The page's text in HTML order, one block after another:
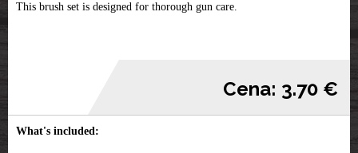
This brush set is designed for thorough gun care.
Cena: 3.70 €
What's included: